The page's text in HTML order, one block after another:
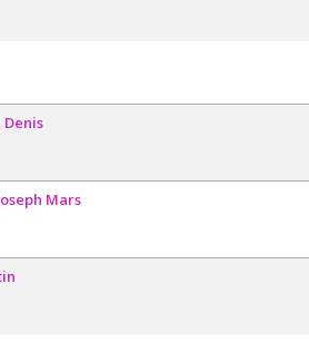
Denis
Mars